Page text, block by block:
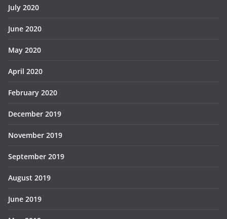
July 2020
June 2020
May 2020
April 2020
February 2020
December 2019
November 2019
September 2019
August 2019
June 2019